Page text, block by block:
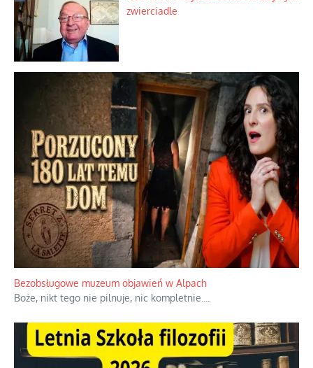
Duchowa apteczka bez teologicznych
podróbek
Słowiańskie wybraniectwo w krzywym
zwierciadle